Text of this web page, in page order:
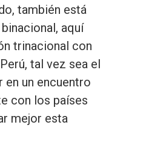
también está
aquí
trinacional con
tal vez sea el
en un encuentro
con los países
mejor esta